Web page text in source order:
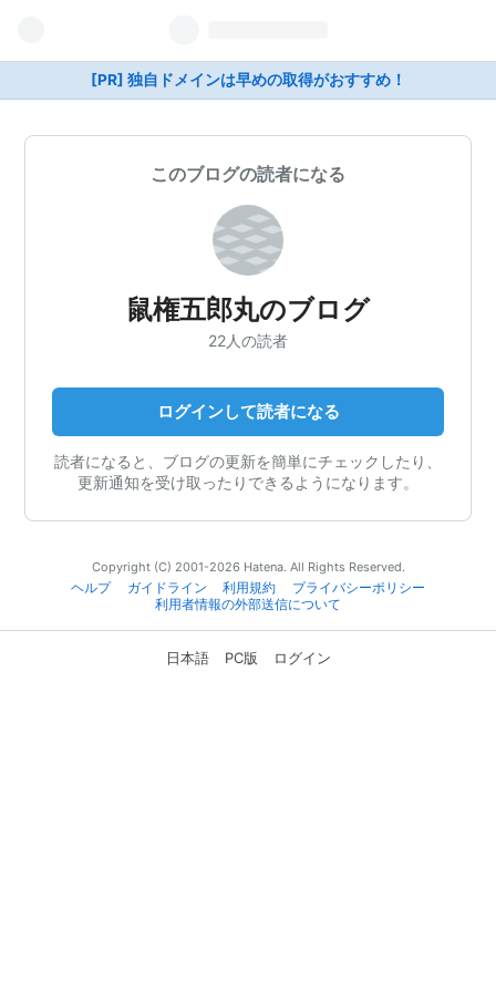
[PR] 独自ドメインは早めの取得がおすすめ！
このブログの読者になる
鼠権五郎丸のブログ
22人の読者
ログインして読者になる
読者になると、ブログの更新を簡単にチェックしたり、
更新通知を受け取ったりできるようになります。
Copyright (C) 2001-2026 Hatena. All Rights Reserved.
ヘルプ
ガイドライン 利用規約
プライバシーポリシー
利用者情報の外部送信について
日本語 PC版 ログイン